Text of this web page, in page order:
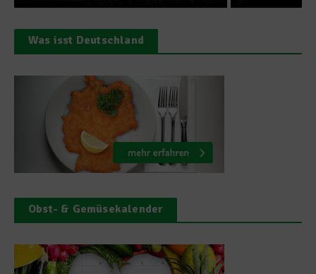
Was isst Deutschland
Obst- & Gemüsekalender